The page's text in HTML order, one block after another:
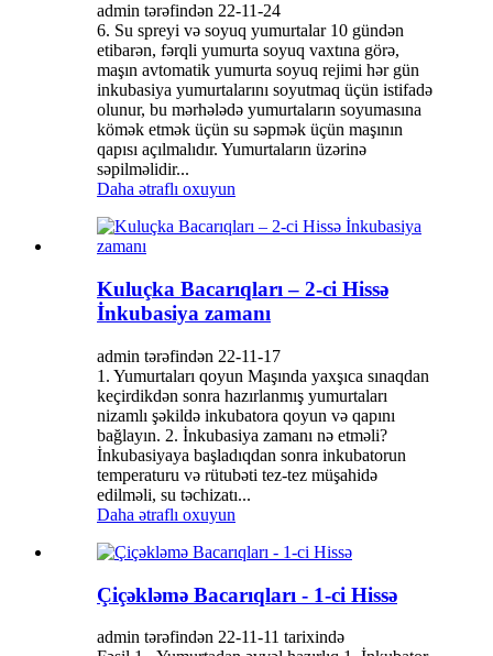
admin tərəfindən 22-11-24
6. Su spreyi və soyuq yumurtalar 10 gündən
etibarən, fərqli yumurta soyuq vaxtına görə,
maşın avtomatik yumurta soyuq rejimi hər gün
inkubasiya yumurtalarını soyutmaq üçün istifadə
olunur, bu mərhələdə yumurtaların soyumasına
kömək etmək üçün su səpmək üçün maşının
qapısı açılmalıdır. Yumurtaların üzərinə
səpilməlidir...
Daha ətraflı oxuyun
Kuluçka Bacarıqları – 2-ci Hissə
İnkubasiya zamanı
admin tərəfindən 22-11-17
1. Yumurtaları qoyun Maşında yaxşıca sınaqdan
keçirdikdən sonra hazırlanmış yumurtaları
nizamlı şəkildə inkubatora qoyun və qapını
bağlayın. 2. İnkubasiya zamanı nə etməli?
İnkubasiyaya başladıqdan sonra inkubatorun
temperaturu və rütubəti tez-tez müşahidə
edilməli, su təchizatı...
Daha ətraflı oxuyun
Çiçəkləmə Bacarıqları - 1-ci Hissə
admin tərəfindən 22-11-11 tarixində